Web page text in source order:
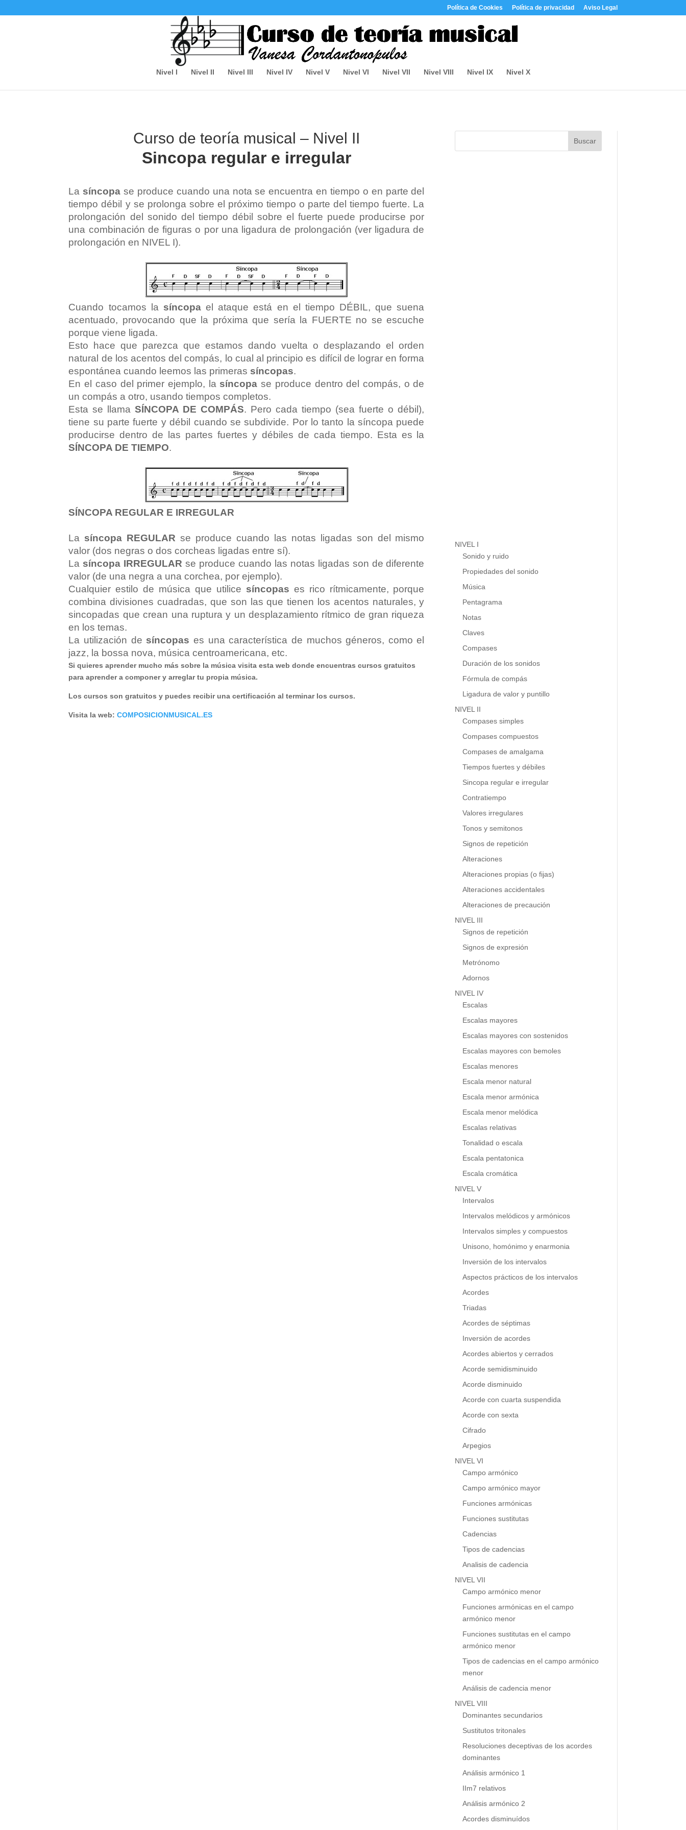
Política de Cookies Política de privacidad Aviso Legal
Nivel I Nivel II Nivel III Nivel IV Nivel V Nivel VI Nivel VII Nivel VIII Nivel IX Nivel X
Curso de teoría musical – Nivel II
Sincopa regular e irregular
La síncopa se produce cuando una nota se encuentra en tiempo o en parte del
tiempo débil y se prolonga sobre el próximo tiempo o parte del tiempo fuerte. La
prolongación del sonido del tiempo débil sobre el fuerte puede producirse por
una combinación de figuras o por una ligadura de prolongación (ver ligadura de
prolongación en NIVEL I).
Cuando tocamos la síncopael ataque está en el tiempo DÉBIL, que suena
acentuado, provocando que la próxima que sería la FUERTE no se escuche
porque viene ligada.
Esto hace que parezca que estamos dando vuelta o desplazando el orden
natural de los acentos del compás, lo cual al principio es difícil de lograr en forma
espontánea cuando leemos las primeras síncopas.
En el caso del primer ejemplo, la síncopa se produce dentro del compás, o de
un compás a otro, usando tiempos completos.
Esta se llamaSÍNCOPA DE COMPÁS. Pero cada tiempo (sea fuerte o débil),
tiene su parte fuerte y débil cuando se subdivide. Por lo tanto la síncopa puede
producirse dentro de las partes fuertes y débiles de cada tiempo. Esta es la
SÍNCOPA DE TIEMPO.
SÍNCOPA REGULAR E IRREGULAR
La síncopa REGULAR se produce cuando las notas ligadas son del mismo
valor (dos negras o dos corcheas ligadas entre sí).
La síncopa IRREGULAR se produce cuando las notas ligadas son de diferente
valor (de una negra a una corchea, por ejemplo).
Cualquier estilo de música que utilice síncopas es rico rítmicamente, porque
combina divisiones cuadradas, que son las que tienen los acentos naturales, y
sincopadas que crean una ruptura y un desplazamiento rítmico de gran riqueza
en los temas.
La utilización de síncopas es una característica de muchos géneros, como el
jazz, la bossa nova, música centroamericana, etc.
Si quieres aprender mucho más sobre la música visita esta web donde encuentras cursos gratuitos
para aprender a componer y arreglar tu propia música.
Los cursos son gratuitos y puedes recibir una certificación al terminar los cursos.
Visita la web:COMPOSICIONMUSICAL.ES
NIVEL I
Sonido y ruido
Propiedades del sonido
Música
Pentagrama
Notas
Claves
Compases
Duración de los sonidos
Fórmula de compás
Ligadura de valor y puntillo
NIVEL II
Compases simples
Compases compuestos
Compases de amalgama
Tiempos fuertes y débiles
Sincopa regular e irregular
Contratiempo
Valores irregulares
Tonos y semitonos
Signos de repetición
Alteraciones
Alteraciones propias (o fijas)
Alteraciones accidentales
Alteraciones de precaución
NIVEL III
Signos de repetición
Signos de expresión
Metrónomo
Adornos
NIVEL IV
Escalas
Escalas mayores
Escalas mayores con sostenidos
Escalas mayores con bemoles
Escalas menores
Escala menor natural
Escala menor armónica
Escala menor melódica
Escalas relativas
Tonalidad o escala
Escala pentatonica
Escala cromática
NIVEL V
Intervalos
Intervalos melódicos y armónicos
Intervalos simples y compuestos
Unisono, homónimo y enarmonia
Inversión de los intervalos
Aspectos prácticos de los intervalos
Acordes
Triadas
Acordes de séptimas
Inversión de acordes
Acordes abiertos y cerrados
Acorde semidisminuido
Acorde disminuido
Acorde con cuarta suspendida
Acorde con sexta
Cifrado
Arpegios
NIVEL VI
Campo armónico
Campo armónico mayor
Funciones armónicas
Funciones sustitutas
Cadencias
Tipos de cadencias
Analisis de cadencia
NIVEL VII
Campo armónico menor
Funciones armónicas en el campo
armónico menor
Funciones sustitutas en el campo
armónico menor
Tipos de cadencias en el campo armónico
menor
Análisis de cadencia menor
NIVEL VIII
Dominantes secundarios
Sustitutos tritonales
Resoluciones deceptivas de los acordes
dominantes
Análisis armónico 1
IIm7 relativos
Análisis armónico 2
Acordes disminuídos